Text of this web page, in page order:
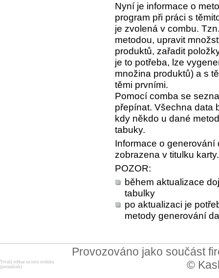
Nyní je informace o
program při práci s
je zvolená v combu.
metodou, upravit
produktů, zařadit
je to potřeba, lze
množina produktů) a s
těmi prvními.
Pomocí comba se
přepínat. Všechna data
kdy někdo u dané
tabuky.
Informace o generování
zobrazena v titulku karty.
POZOR:
během aktualizace
tabulky
po aktualizaci je
metody generování
Provozováno jako součást
©
Trvalý odkaz na tuto stránku
(permalink)